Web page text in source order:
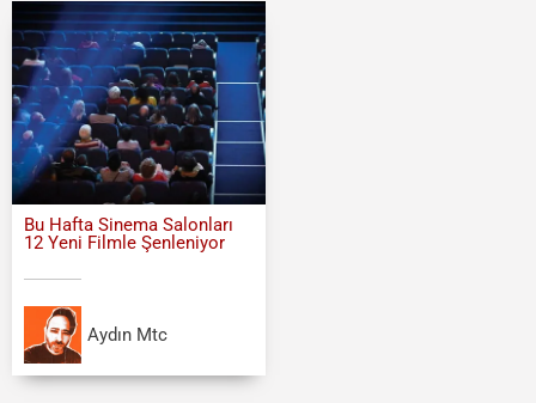
Bu Hafta Sinema Salonları
12 Yeni Filmle Şenleniyor
Aydın Mtc